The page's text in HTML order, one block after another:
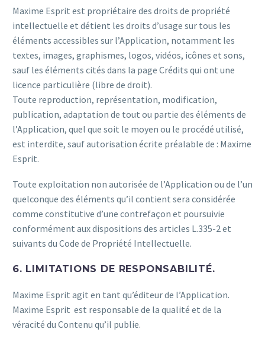
Maxime Esprit est propriétaire des droits de propriété
intellectuelle et détient les droits d’usage sur tous les
éléments accessibles sur l’Application, notamment les
textes, images, graphismes, logos, vidéos, icônes et sons,
sauf les éléments cités dans la page Crédits qui ont une
licence particulière (libre de droit).
Toute reproduction, représentation, modification,
publication, adaptation de tout ou partie des éléments de
l’Application, quel que soit le moyen ou le procédé utilisé,
est interdite, sauf autorisation écrite préalable de : Maxime
Esprit.
Toute exploitation non autorisée de l’Application ou de l’un
quelconque des éléments qu’il contient sera considérée
comme constitutive d’une contrefaçon et poursuivie
conformément aux dispositions des articles L.335-2 et
suivants du Code de Propriété Intellectuelle.
6. LIMITATIONS DE RESPONSABILITÉ.
Maxime Esprit agit en tant qu’éditeur de l’Application.
Maxime Esprit est responsable de la qualité et de la
véracité du Contenu qu’il publie.